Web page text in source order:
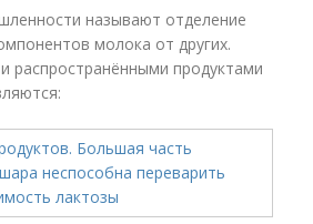
называют отделение
молока от других.
распространёнными продуктами